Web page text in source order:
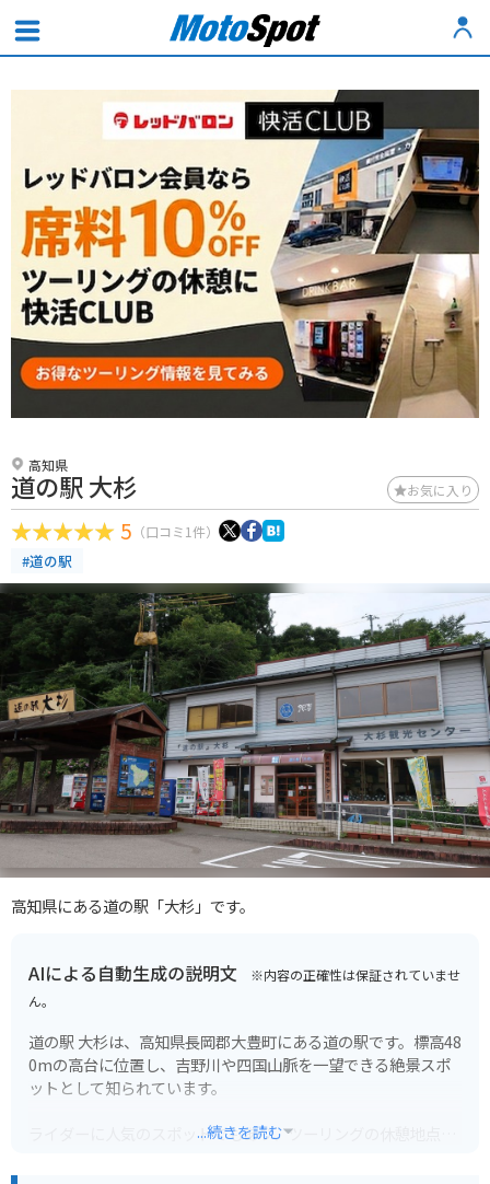
高知県
道の駅 大杉 お気に入り
5 （口コミ1件）
#道の駅
高知県にある道の駅「大杉」です。
AIによる自動生成の説明文 ※内容の正確性は保証されていませ
ん。
道の駅 大杉は、高知県長岡郡大豊町にある道の駅です。標高48
0mの高台に位置し、吉野川や四国山脈を一望できる絶景スポ
ットとして知られています。
ライダーに人気のスポットでもあり、ツーリングの休憩地点と
...続きを読む